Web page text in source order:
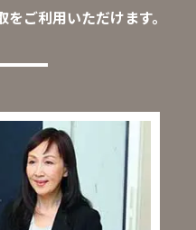
ご利用いただけます。